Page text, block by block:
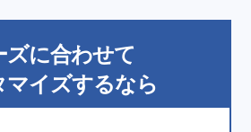
ズに合わせて
マイズするなら